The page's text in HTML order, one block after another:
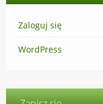
Zaloguj się
WordPress